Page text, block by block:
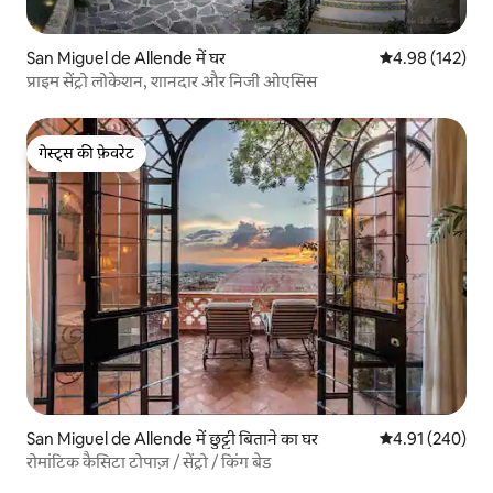
San Miguel de Allende में घर औसत रेटिंग 5 में से
4.98 (142)
प्राइम सेंट्रो लोकेशन, शानदार और निजी ओएसिस
गेस्ट्स की फ़ेवरेट
गेस्ट्स की फ़ेवरेट
San Miguel de Allende में छुट्टी बिताने का घर औसत रेटिंग 5 में से
4.91 (240)
रोमांटिक कैसिटा टोपाज़ / सेंट्रो / किंग बेड